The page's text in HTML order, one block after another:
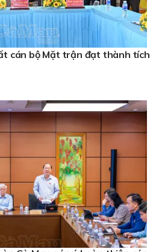
cán bộ Mặt trận đạt thành tích